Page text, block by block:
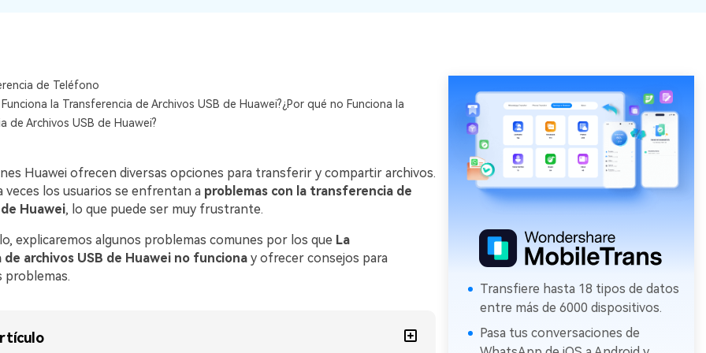
de tu
tecnología 5G y obtén
MobileTrans para transferir
ENCUENTRA MÁS SOLUCIONES
de Teléfono
la Transferencia de Archivos USB de Huawei?¿Por qué no Funciona la
de Archivos USB de Huawei?
Huawei ofrecen diversas opciones para transferir y compartir archivos.
veces los usuarios se enfrentan a problemas con la transferencia de
Huawei, lo que puede ser muy frustrante.
explicaremos algunos problemas comunes por los que La
archivos USB de Huawei no funcionay ofrecer consejos para
problemas.
Transfiere hasta 18 tipos de datos
entre más de 6000 dispositivos.
Pasa tus conversaciones de